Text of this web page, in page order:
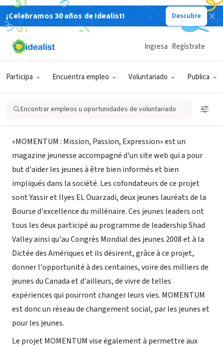
¡Celebramos 30 años de Idealist! Descubre
Participa Encuentra empleo Voluntariado Publica
Ingresa Regístrate
Encontrar empleos u oportunidades de voluntariado
ORGANIZACIÓN SIN FIN DE LUCRO
MOMENTUM : Mission, Passion,
Expression (magazine jeunesse)
Montréal, QC, Canadá
Acerca de
«MOMENTUM : Mission, Passion, Expression» est un
magazine jeunesse accompagné d'un site web qui a pour
but d'aider les jeunes à être bien informés et bien
impliqués dans la société. Les cofondateurs de ce projet
sont Yassir et Ilyes EL Ouarzadi, deux jeunes lauréats de la
Bourse d'excellence du millénaire. Ces jeunes leaders ont
tous les deux participé au programme de leadership Shad
Valley ainsi qu'au Congrès Mondial des jeunes 2008 et à la
Dictée des Amériques et ils désirent, grâce à ce projet,
donner l'opportunité à des centaines, voire des milliers de
jeunes du Canada et d'ailleurs, de vivre de telles
expériences qui pourront changer leurs vies. MOMENTUM
est donc un réseau de changement social, par les jeunes et
pour les jeunes.
Le projet MOMENTUM vise également à permettre aux